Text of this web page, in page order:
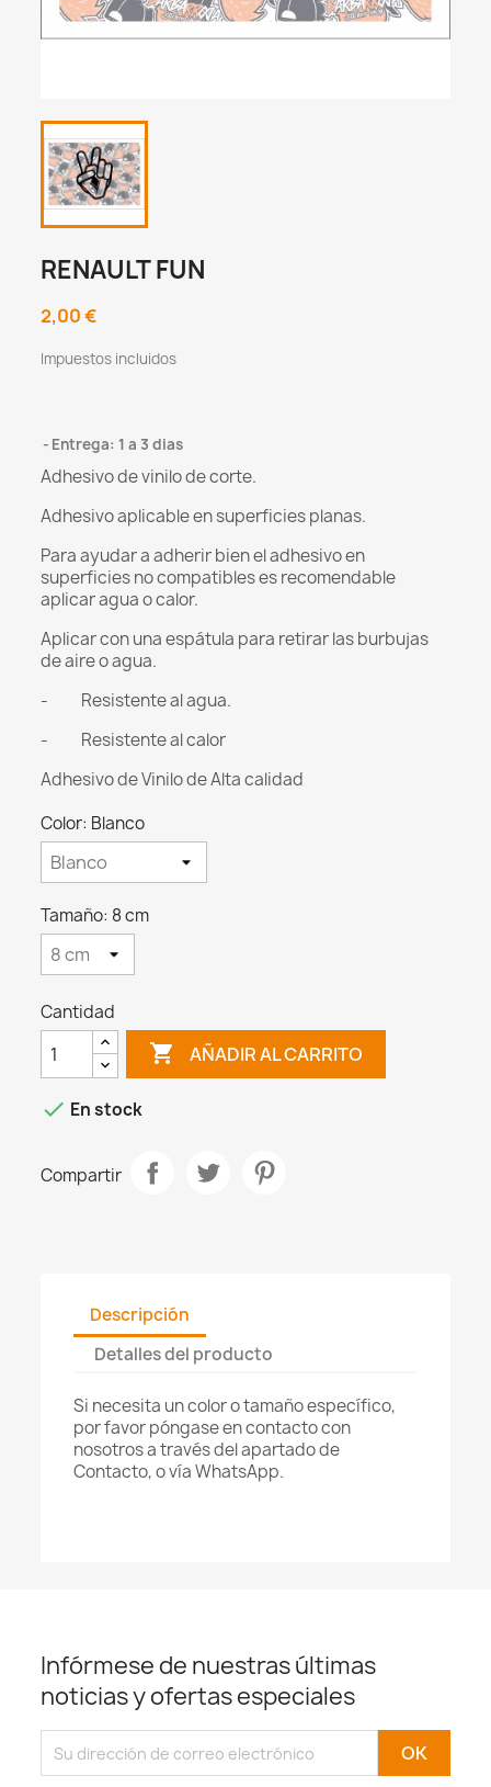
RENAULT FUN
2,00 €
Impuestos incluidos
Entrega: 1 a 3 dias
Adhesivo de vinilo de corte.
Adhesivo aplicable en superficies planas.
Para ayudar a adherir bien el adhesivo en
superficies no compatibles es recomendable
aplicar agua o calor.
Aplicar con una espátula para retirar las burbujas
de aire o agua.
- Resistente al agua.
- Resistente al calor
Adhesivo de Vinilo de Alta calidad
Color: Blanco
Tamaño: 8 cm
Cantidad
 AÑADIR AL CARRITO
 En stock
Compartir
Descripción
Detalles del producto
Si necesita un color o tamaño específico,
por favor póngase en contacto con
nosotros a través del apartado de
Contacto, o vía WhatsApp.
Infórmese de nuestras últimas
noticias y ofertas especiales